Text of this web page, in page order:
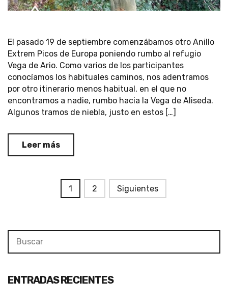
El pasado 19 de septiembre comenzábamos otro Anillo
Extrem Picos de Europa poniendo rumbo al refugio
Vega de Ario. Como varios de los participantes
conocíamos los habituales caminos, nos adentramos
por otro itinerario menos habitual, en el que no
encontramos a nadie, rumbo hacia la Vega de Aliseda.
Algunos tramos de niebla, justo en estos […]
Leer más
NAVEGACIÓN
ENTRADAS
1 2 Siguientes
Search
for:
ENTRADAS RECIENTES